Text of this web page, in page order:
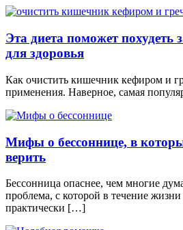
Эта диета поможет похудеть
для здоровья
Как очистить кишечник кефиром и
применения. Наверное, самая
Мифы о бессоннице, в
верить
Бессонница опаснее, чем многие
проблема, с которой в течение жизни
практически […]